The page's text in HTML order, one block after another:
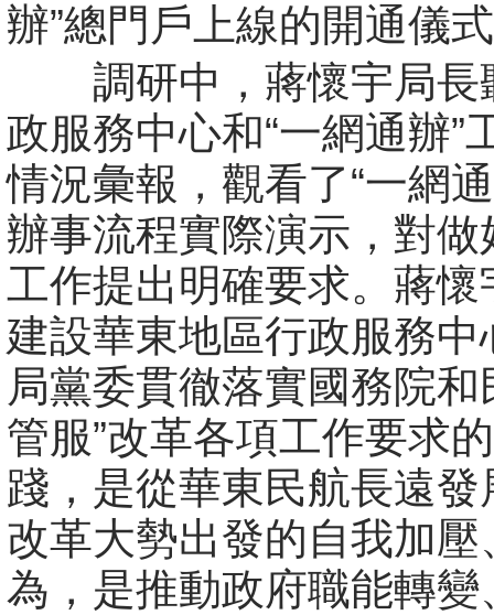
辦”總門戶上線的開通儀
調研中，蔣懷宇局長
政服務中心和“一網通辦”
情況彙報，觀看了“一網
辦事流程實際演示，對做
工作提出明確要求。蔣懷
建設華東地區行政服務中
局黨委貫徹落實國務院和
管服”改革各項工作要求
踐，是從華東民航長遠發
改革大勢出發的自我加壓
為，是推動政府職能轉變